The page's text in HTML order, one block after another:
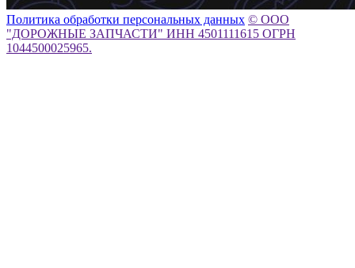
Политика обработки персональных данных © ООО
"ДОРОЖНЫЕ ЗАПЧАСТИ" ИНН 4501111615 ОГРН
1044500025965.